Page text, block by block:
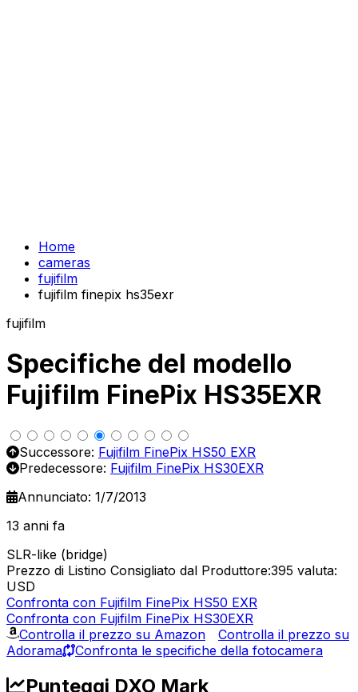
Home
cameras
fujifilm
fujifilm finepix hs35exr
fujifilm
Specifiche del modello
Fujifilm FinePix HS35EXR
Successore: Fujifilm FinePix HS50 EXR
Predecessore: Fujifilm FinePix HS30EXR
Annunciato: 1/7/2013
13 anni fa
SLR-like (bridge)
Prezzo di Listino Consigliato dal Produttore:395 valuta:
USD
Confronta con Fujifilm FinePix HS50 EXR
Confronta con Fujifilm FinePix HS30EXR
Controlla il prezzo su Amazon
Controlla il prezzo su
Adorama
Confronta le specifiche della fotocamera
Punteggi DXO Mark